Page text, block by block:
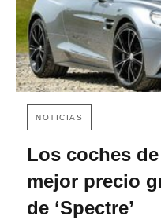
NOTICIAS
Los coches
mejor precio
de ‘Spectre’